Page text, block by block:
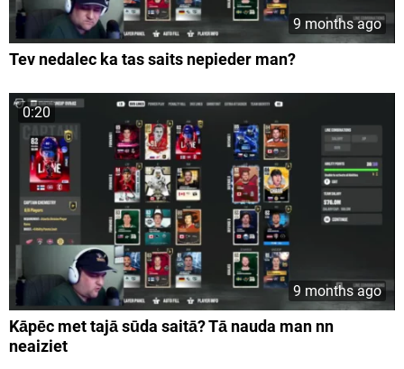
9 months ago
Tev nedalec ka tas saits nepieder man?
0:20
9 months ago
Kāpēc met tajā sūda saitā? Tā nauda man nn
neaiziet